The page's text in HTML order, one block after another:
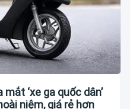
‘xe ga quốc dân’
niệm, giá rẻ hơn